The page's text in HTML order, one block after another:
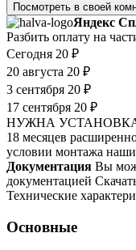
Посмотреть в своей
Яндекс
Разбить оплату на
Сегодня 20 ₽
20 августа 20 ₽
3 сентября 20 ₽
17 сентября 20 ₽
НУЖНА
18 месяцев
условии монтажа
Документация Вы
документацией
Технические
Основные